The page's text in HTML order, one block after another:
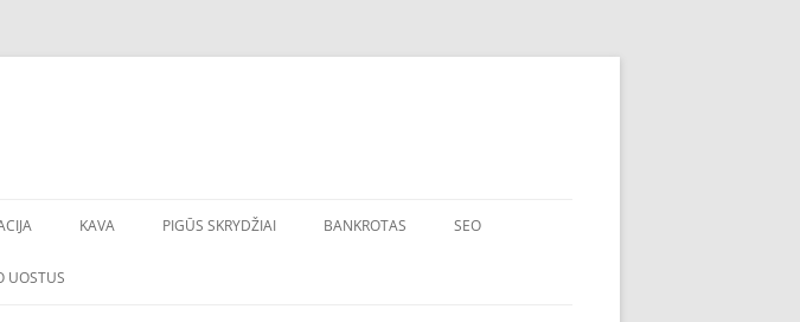
KAVA PIGŪS SKRYDŽIAI BANKROTAS SEO
UOSTUS